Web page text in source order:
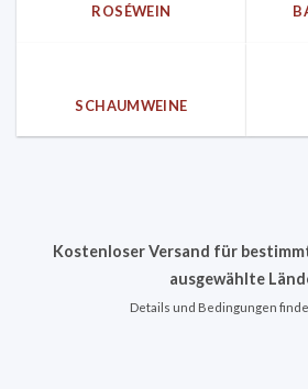
ROSÉWEIN
SCHAUMWEINE
Kostenloser Versand für
ausgewählte
Details und Bedingungen